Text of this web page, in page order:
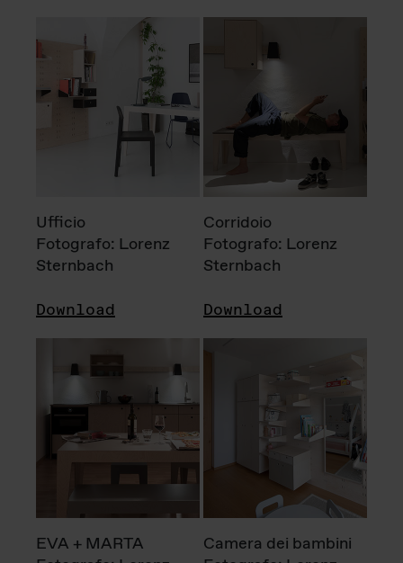
Ufficio
Fotografo: Lorenz
Sternbach
Download
Corridoio
Fotografo: Lorenz
Sternbach
Download
EVA + MARTA
Camera dei bambini